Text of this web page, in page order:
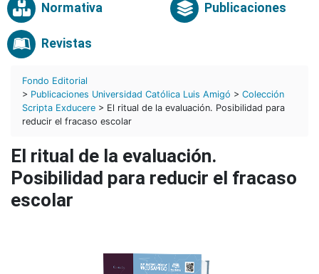
Normativa Publicaciones
Revistas
Fondo Editorial
> Publicaciones Universidad Católica Luis Amigó > Colección
Scripta Exducere > El ritual de la evaluación. Posibilidad para
reducir el fracaso escolar
El ritual de la evaluación.
Posibilidad para reducir el fracaso
escolar